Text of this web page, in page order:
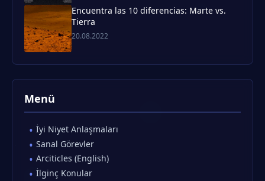
Encuentra las 10 diferencias: Marte vs.
Tierra
20.08.2022
Menü
İyi Niyet Anlaşmaları
Sanal Görevler
Arciticles (English)
İlginç Konular